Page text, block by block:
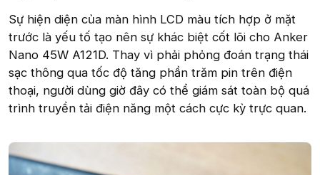
Sự hiện diện của màn hình LCD màu tích hợp ở mặt
trước là yếu tố tạo nên sự khác biệt cốt lõi cho Anker
Nano 45W A121D. Thay vì phải phỏng đoán trạng thái
sạc thông qua tốc độ tăng phần trăm pin trên điện
thoại, người dùng giờ đây có thể giám sát toàn bộ quá
trình truyền tải điện năng một cách cực kỳ trực quan.